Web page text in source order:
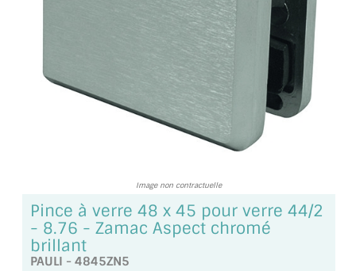
GUIDE : CHOIX PAR UTILISATION
INSPIRATIONS ET NOUVEAUTÉS
AMBIANCE LAITON BROSSÉ
MIROIRS VIEILLIS AMBIANCE BRASSERIE
MIROIR DÉCORATIF DE COULEUR
LOTS DE MIROIRS EN MOZAÏQUE
Image non contractuelle
Pince à verre 48 x 45 pour verre 44/2
- 8.76 - Zamac Aspect chromé
brillant
PAULI - 4845ZN5